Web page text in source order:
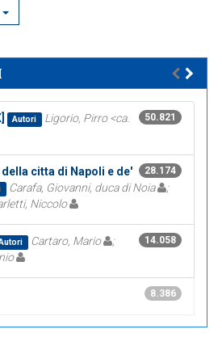
50.821
Autori
Ligorio, Pirro <ca.
28.174
citta di Napoli e de'
Carafa, Giovanni, duca di Noia
;
Niccolo
14.058
Cartaro, Mario
;
8.386